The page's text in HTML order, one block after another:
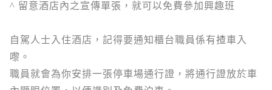
^ 留意酒店內之宣傳單張，就可以免費參加興趣班
自駕人士入住酒店，記得要通知櫃台職員係有揸車入
嚟。
職員就會為你安排一張停車場通行證，將通行證放於車